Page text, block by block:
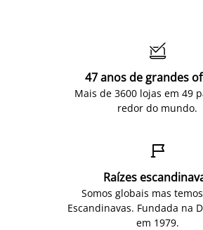

47 anos de grandes
Mais de 3600 lojas em 49
redor do mundo.

Raízes
Somos globais mas
Escandinavas. Fundada na
em 1979.